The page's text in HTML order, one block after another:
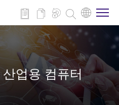
업용 컴퓨터